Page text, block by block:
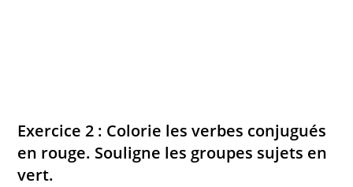
Exercice 2 : Colorie les verbes conjugués
en rouge. Souligne les groupes sujets en
vert.